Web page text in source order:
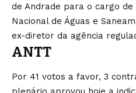
de Andrade para o cargo de
Nacional de Águas e
ex-diretor da agência
ANTT
Por 41 votos a favor, 3